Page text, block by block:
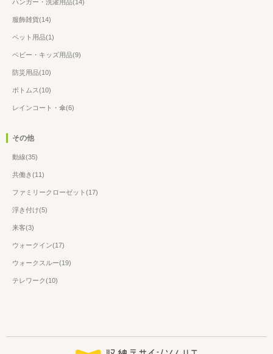
ハンガー・洗濯用品(14)
服飾雑貨(14)
ペット用品(1)
ベビー・キッズ用品(9)
防災用品(10)
ボトムス(10)
レインコート・傘(6)
その他
動線(35)
共働き(11)
ファミリークローゼット(17)
浮き付け(5)
来客(3)
ウォークイン(17)
ウォークスルー(19)
テレワーク(10)